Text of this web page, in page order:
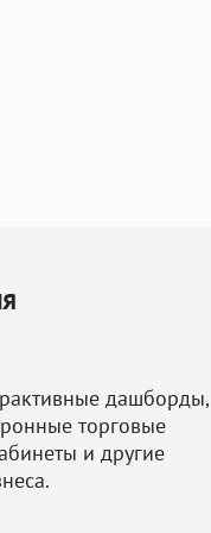
и
и
дашборды,
торговые
и другие